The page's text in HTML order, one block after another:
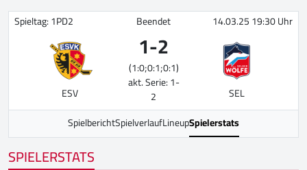
Spieltag: 1PD2 Beendet 14.03.25 19:30 Uhr
ESV
1-2
(1:0;0:1;0:1)
akt. Serie: 1-
2
SEL
SpielberichtSpielverlaufLineupSpielerstats
SPIELERSTATS